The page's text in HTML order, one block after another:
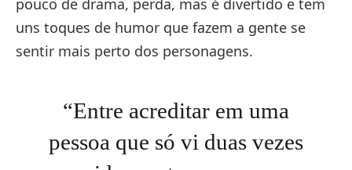
uns toques de humor que fazem a gente se
sentir mais perto dos personagens.
“Entre acreditar em uma
pessoa que só vi duas vezes